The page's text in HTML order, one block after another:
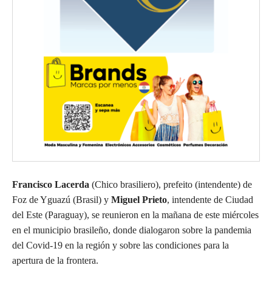
Francisco Lacerda (Chico brasiliero), prefeito (intendente) de
Foz de Yguazú (Brasil) y Miguel Prieto, intendente de Ciudad
del Este (Paraguay), se reunieron en la mañana de este miércoles
en el municipio brasileño, donde dialogaron sobre la pandemia
del Covid-19 en la región y sobre las condiciones para la
apertura de la frontera.